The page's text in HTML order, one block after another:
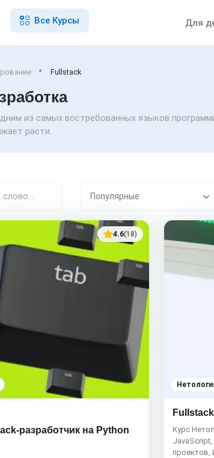
Все Курсы Для
Fullstack
из самых востребованных языков
расти.
4.6(18)
разработчик на Python
Курс
JavaScript,
проектов,